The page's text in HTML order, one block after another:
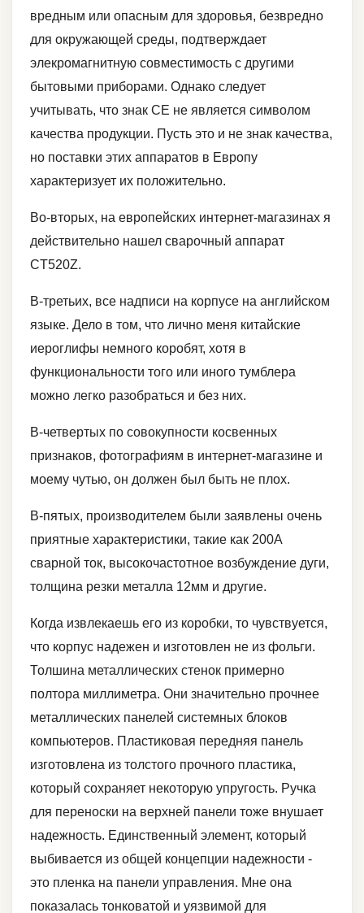
вредным или опасным для здоровья, безвредно
для окружающей среды, подтверждает
элекромагнитную совместимость с другими
бытовыми приборами. Однако следует
учитывать, что знак CE не является символом
качества продукции. Пусть это и не знак качества,
но поставки этих аппаратов в Европу
характеризует их положительно.
Во-вторых, на европейских интернет-магазинах я
действительно нашел сварочный аппарат
CT520Z.
В-третьих, все надписи на корпусе на английском
языке. Дело в том, что лично меня китайские
иероглифы немного коробят, хотя в
функциональности того или иного тумблера
можно легко разобраться и без них.
В-четвертых по совокупности косвенных
признаков, фотографиям в интернет-магазине и
моему чутью, он должен был быть не плох.
В-пятых, производителем были заявлены очень
приятные характеристики, такие как 200А
сварной ток, высокочастотное возбуждение дуги,
толщина резки металла 12мм и другие.
Когда извлекаешь его из коробки, то чувствуется,
что корпус надежен и изготовлен не из фольги.
Толшина металлических стенок примерно
полтора миллиметра. Они значительно прочнее
металлических панелей системных блоков
компьютеров. Пластиковая передняя панель
изготовлена из толстого прочного пластика,
который сохраняет некоторую упругость. Ручка
для переноски на верхней панели тоже внушает
надежность. Единственный элемент, который
выбивается из общей концепции надежности -
это пленка на панели управления. Мне она
показалась тонковатой и уязвимой для